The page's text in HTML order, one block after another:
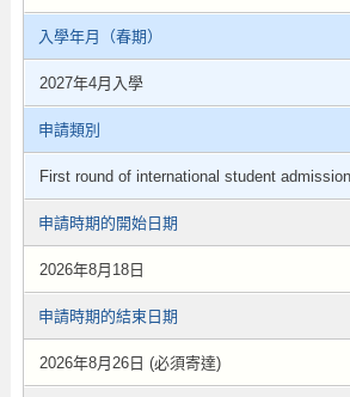
入學年月（春期）
2027年4月入學
申請類別
First round of international student
申請時期的開始日期
2026年8月18日
申請時期的結束日期
2026年8月26日 (必須寄達)